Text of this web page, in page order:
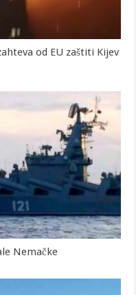
od EU zaštiti Kijev
Nemačke